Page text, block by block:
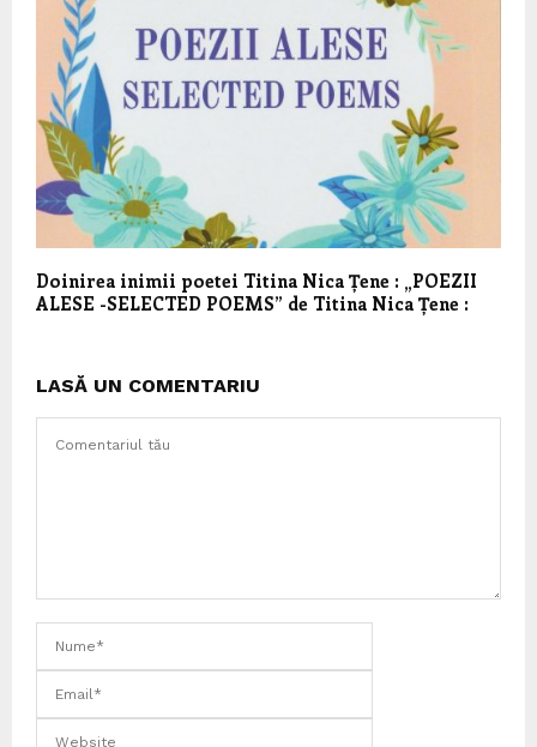
Doinirea inimii poetei Titina Nica Țene : „POEZII
ALESE -SELECTED POEMS” de Titina Nica Țene :
LASĂ UN COMENTARIU